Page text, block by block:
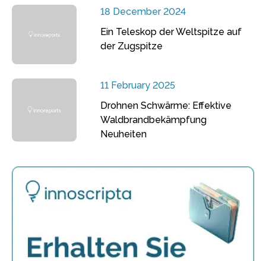
18 December 2024
Ein Teleskop der Weltspitze auf
der Zugspitze
11 February 2025
Drohnen Schwärme: Effektive
Waldbrandbekämpfung
Neuheiten